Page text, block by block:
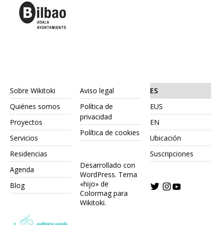
Sobre Wikitoki
Quiénes somos
Proyectos
Servicios
Residencias
Agenda
Blog
Aviso legal
Política de
privacidad
Política de cookies
Desarrollado con
WordPress. Tema
«hijo» de
Colormag para
Wikitoki.
ES
EUS
EN
Ubicación
Suscripciones